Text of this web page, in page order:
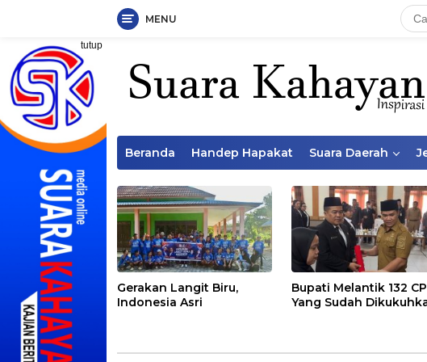
Langsung
konten
MENU
tutup
Beranda Handep Hapakat Suara Daerah
Gerakan Langit Biru,
Indonesia Asri
Bupati Melantik 132
Yang Sudah